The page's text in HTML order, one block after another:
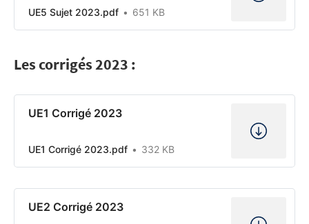
UE5 Sujet 2023.pdf 651 KB
Les corrigés 2023 :
UE1 Corrigé 2023
UE1 Corrigé 2023.pdf 332 KB
UE2 Corrigé 2023